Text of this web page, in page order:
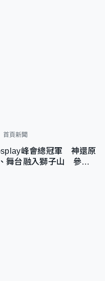
首頁新聞
峰會總冠軍 神還原
舞台融入獅子山 參賽